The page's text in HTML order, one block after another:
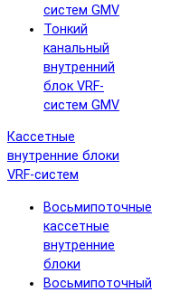
систем GMV
Тонкий
канальный
внутренний
блок VRF-
систем GMV
Кассетные
внутренние блоки
VRF-систем
Восьмипоточные
кассетные
внутренние
блоки
Восьмипоточный